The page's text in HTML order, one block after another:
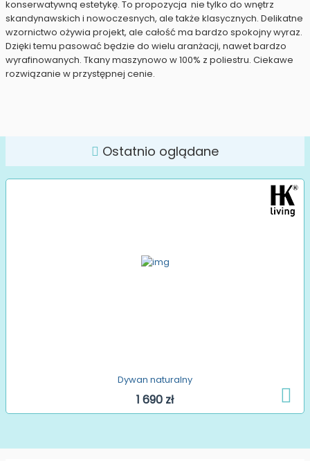
konserwatywną estetykę. To propozycja nie tylko do wnętrz
skandynawskich i nowoczesnych, ale także klasycznych. Delikatne
wzornictwo ożywia projekt, ale całość ma bardzo spokojny wyraz.
Dzięki temu pasować będzie do wielu aranżacji, nawet bardzo
wyrafinowanych. Tkany maszynowo w 100% z poliestru. Ciekawe
rozwiązanie w przystępnej cenie.
Ostatnio oglądane
Dywan naturalny
1 690 zł